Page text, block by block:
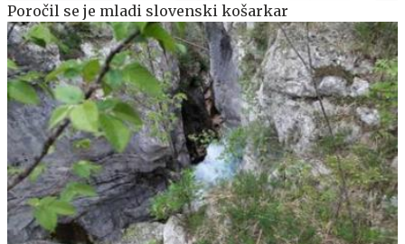
Poročil se je mladi slovenski košarkar